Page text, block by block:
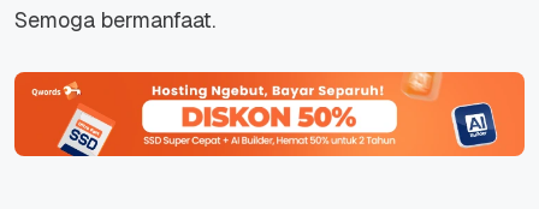
Semoga bermanfaat.